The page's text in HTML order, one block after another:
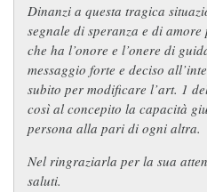
Dinanzi a questa tragica
segnale di speranza e di
che ha l’onore e l’onere di
messaggio forte e deciso
subito per modificare l’art. 1
così al concepito la capacità
persona alla pari di ogni altra.
Nel ringraziarla per la sua
saluti.